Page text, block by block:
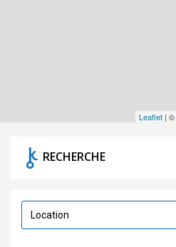
Leaflet | ©
RECHERCHE
Location